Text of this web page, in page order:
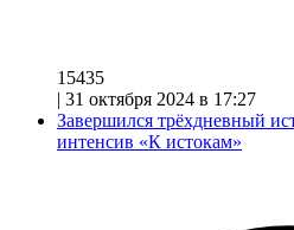
15435
| 31 октября 2024 в 17:27
Завершился трёхдневный
интенсив «К истокам»